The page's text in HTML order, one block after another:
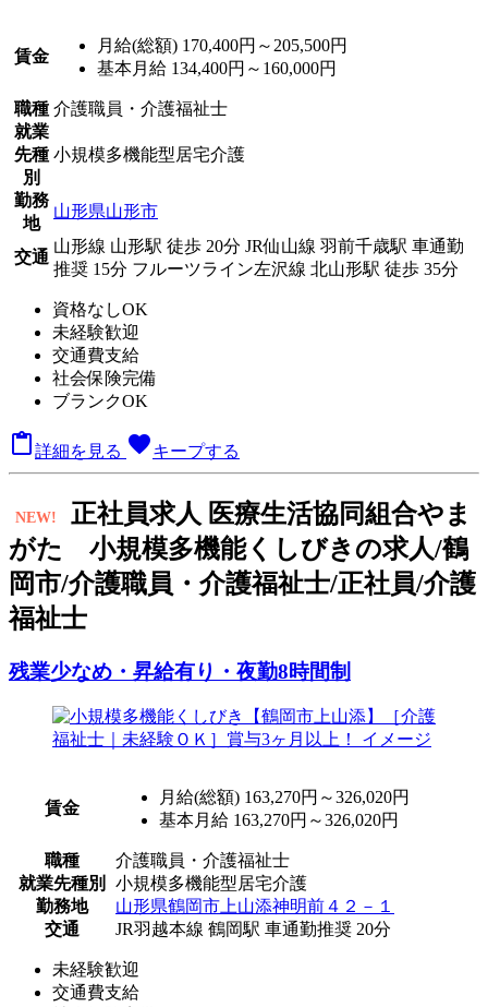
賃金
月給(総額) 170,400円～205,500円
基本月給 134,400円～160,000円
職種 介護職員・介護福祉士
就業
先種
別
小規模多機能型居宅介護
勤務
地
山形県山形市
交通
山形線 山形駅 徒歩 20分 JR仙山線 羽前千歳駅 車通勤
推奨 15分 フルーツライン左沢線 北山形駅 徒歩 35分
資格なしOK
未経験歓迎
交通費支給
社会保険完備
ブランクOK
詳細を見る favoriteキープする
NEW! 正社員求人 医療生活協同組合やま
がた 小規模多機能くしびきの求人/鶴
岡市/介護職員・介護福祉士/正社員/介護
福祉士
残業少なめ・昇給有り・夜勤8時間制
賃金
月給(総額) 163,270円～326,020円
基本月給 163,270円～326,020円
職種
介護職員・介護福祉士
就業先種別
小規模多機能型居宅介護
勤務地
山形県鶴岡市上山添神明前４２－１
交通
JR羽越本線 鶴岡駅 車通勤推奨 20分
未経験歓迎
交通費支給